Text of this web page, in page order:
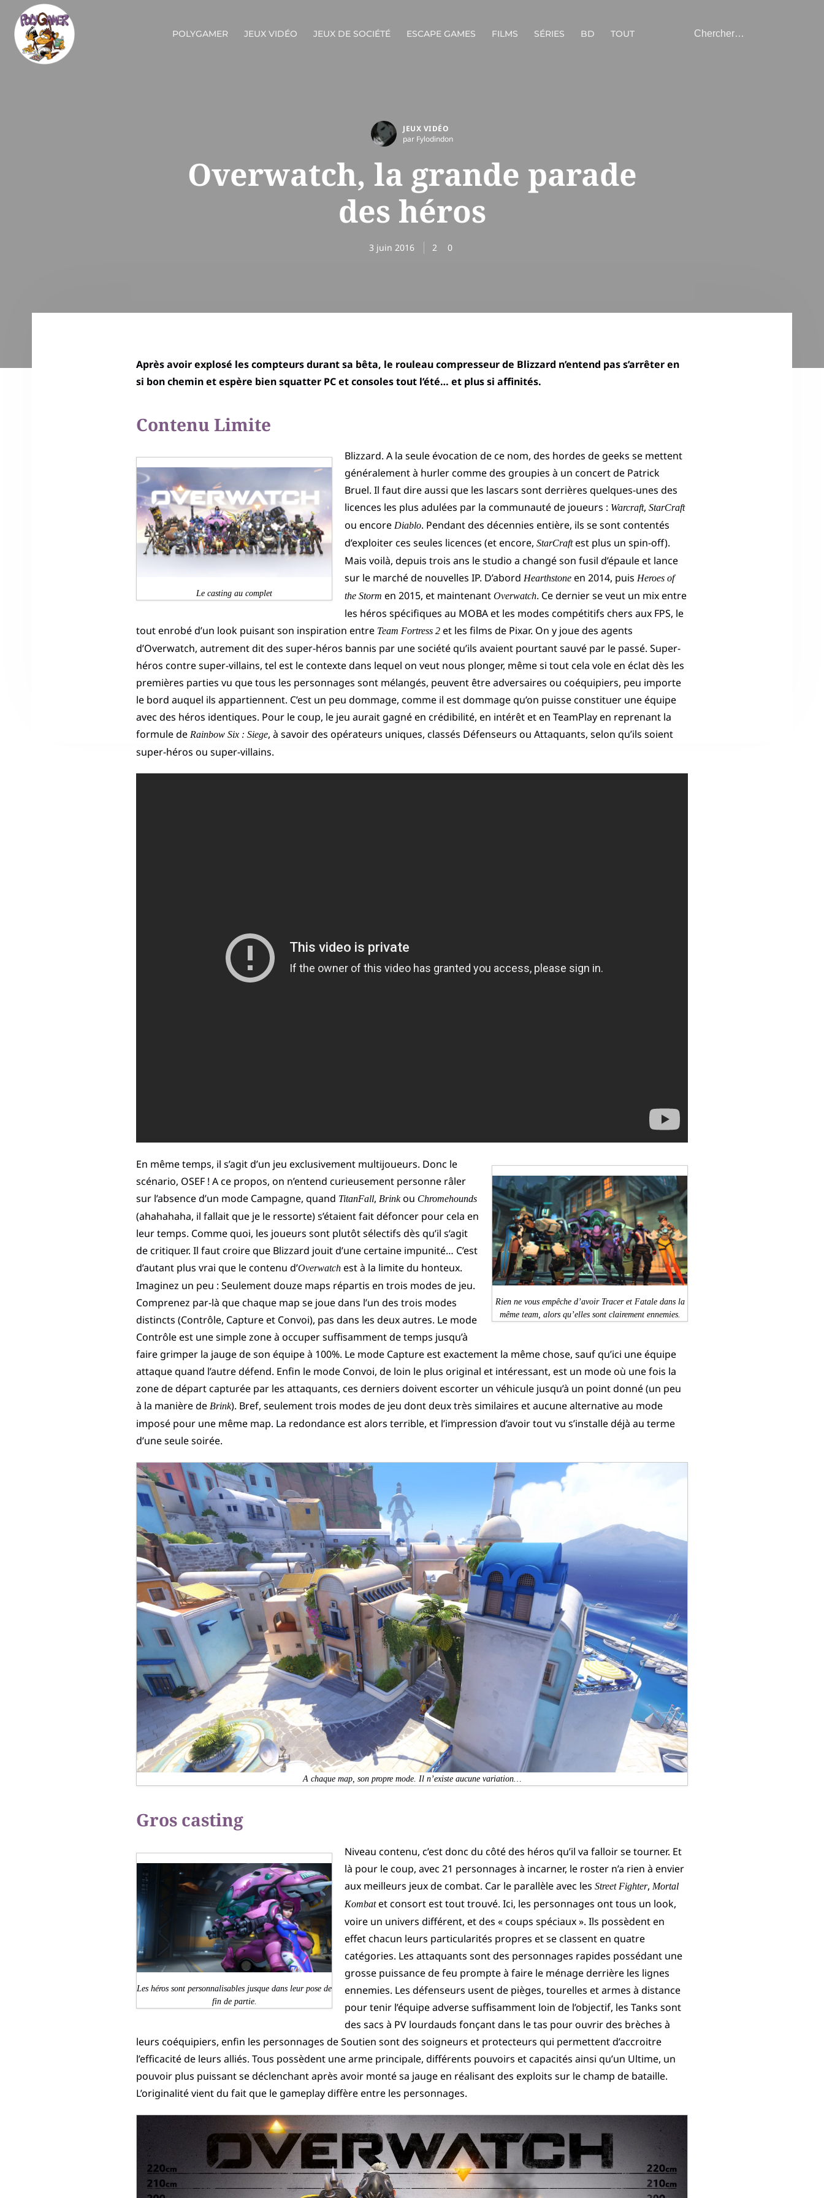
POLYGAMER JEUX VIDÉO JEUX DE SOCIÉTÉ ESCAPE GAMES FILMS SÉRIES BD TOUT
JEUX VIDÉO
par Fylodindon
Overwatch, la grande parade
des héros
3 juin 2016 2 0
Après avoir explosé les compteurs durant sa bêta, le rouleau compresseur de Blizzard n’entend pas s’arrêter en
si bon chemin et espère bien squatter PC et consoles tout l’été… et plus si affinités.
Contenu Limite
Le casting au complet
Blizzard. A la seule évocation de ce nom, des hordes de geeks se mettent
généralement à hurler comme des groupies à un concert de Patrick
Bruel. Il faut dire aussi que les lascars sont derrières quelques-unes des
licences les plus adulées par la communauté de joueurs : Warcraft, StarCraft
ou encore Diablo. Pendant des décennies entière, ils se sont contentés
d’exploiter ces seules licences (et encore, StarCraftest plus un spin-off).
Mais voilà, depuis trois ans le studio a changé son fusil d’épaule et lance
sur le marché de nouvelles IP. D’abord Hearthstone en 2014, puis Heroes of
the Storm en 2015, et maintenant Overwatch. Ce dernier se veut un mix entre
les héros spécifiques au MOBA et les modes compétitifs chers aux FPS, le
tout enrobé d’un look puisant son inspiration entre Team Fortress 2 et les films de Pixar. On y joue des agents
d’Overwatch, autrement dit des super-héros bannis par une société qu’ils avaient pourtant sauvé par le passé. Super-
héros contre super-villains, tel est le contexte dans lequel on veut nous plonger, même si tout cela vole en éclat dès les
premières parties vu que tous les personnages sont mélangés, peuvent être adversaires ou coéquipiers, peu importe
le bord auquel ils appartiennent. C’est un peu dommage, comme il est dommage qu’on puisse constituer une équipe
avec des héros identiques. Pour le coup, le jeu aurait gagné en crédibilité, en intérêt et en TeamPlay en reprenant la
formule de Rainbow Six : Siege, à savoir des opérateurs uniques, classés Défenseurs ou Attaquants, selon qu’ils soient
super-héros ou super-villains.
Rien ne vous empêche d’avoir Tracer et Fatale dans la
même team, alors qu’elles sont clairement ennemies.
En même temps, il s’agit d’un jeu exclusivement multijoueurs. Donc le
scénario, OSEF ! A ce propos, on n’entend curieusement personne râler
sur l’absence d’un mode Campagne, quand TitanFall, Brinkou Chromehounds
(ahahahaha, il fallait que je le ressorte) s’étaient fait défoncer pour cela en
leur temps. Comme quoi, les joueurs sont plutôt sélectifs dès qu’il s’agit
de critiquer. Il faut croire que Blizzard jouit d’une certaine impunité… C’est
d’autant plus vrai que le contenu d’Overwatch est à la limite du honteux.
Imaginez un peu : Seulement douze maps répartis en trois modes de jeu.
Comprenez par-là que chaque map se joue dans l’un des trois modes
distincts (Contrôle, Capture et Convoi), pas dans les deux autres. Le mode
Contrôle est une simple zone à occuper suffisamment de temps jusqu’à
faire grimper la jauge de son équipe à 100%. Le mode Capture est exactement la même chose, sauf qu’ici une équipe
attaque quand l’autre défend. Enfin le mode Convoi, de loin le plus original et intéressant, est un mode où une fois la
zone de départ capturée par les attaquants, ces derniers doivent escorter un véhicule jusqu’à un point donné (un peu
à la manière de Brink). Bref, seulement trois modes de jeu dont deux très similaires et aucune alternative au mode
imposé pour une même map. La redondance est alors terrible, et l’impression d’avoir tout vu s’installe déjà au terme
d’une seule soirée.
A chaque map, son propre mode. Il n’existe aucune variation…
Gros casting
Les héros sont personnalisables jusque dans leur pose de
fin de partie.
Niveau contenu, c’est donc du côté des héros qu’il va falloir se tourner. Et
là pour le coup, avec 21 personnages à incarner, le roster n’a rien à envier
aux meilleurs jeux de combat. Car le parallèle avec les Street Fighter, Mortal
Kombatet consort est tout trouvé. Ici, les personnages ont tous un look,
voire un univers différent, et des « coups spéciaux ». Ils possèdent en
effet chacun leurs particularités propres et se classent en quatre
catégories. Les attaquants sont des personnages rapides possédant une
grosse puissance de feu prompte à faire le ménage derrière les lignes
ennemies. Les défenseurs usent de pièges, tourelles et armes à distance
pour tenir l’équipe adverse suffisamment loin de l’objectif, les Tanks sont
des sacs à PV lourdauds fonçant dans le tas pour ouvrir des brèches à
leurs coéquipiers, enfin les personnages de Soutien sont des soigneurs et protecteurs qui permettent d’accroitre
l’efficacité de leurs alliés. Tous possèdent une arme principale, différents pouvoirs et capacités ainsi qu’un Ultime, un
pouvoir plus puissant se déclenchant après avoir monté sa jauge en réalisant des exploits sur le champ de bataille.
L’originalité vient du fait que le gameplay diffère entre les personnages.